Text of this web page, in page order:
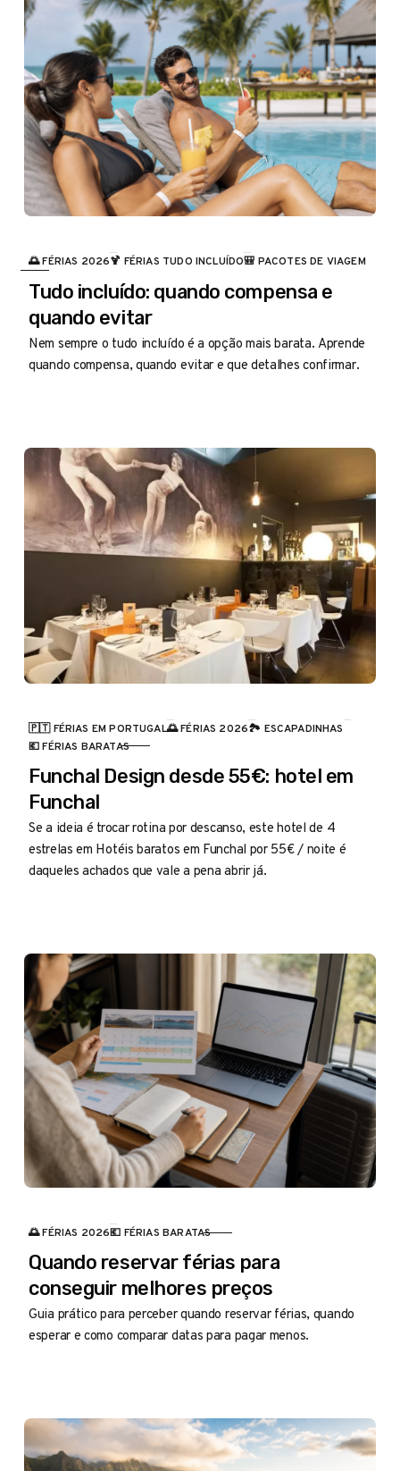
CATEGORIA
🌅 FÉRIAS 2026🍹 FÉRIAS TUDO INCLUÍDO🎒 PACOTES DE VIAGEM
Tudo incluído: quando compensa e
quando evitar
Nem sempre o tudo incluído é a opção mais barata. Aprende
quando compensa, quando evitar e que detalhes confirmar.
CATEGORIA
🇵🇹 FÉRIAS EM PORTUGAL🌅 FÉRIAS 2026🏞️ ESCAPADINHAS
💶 FÉRIAS BARATAS
Funchal Design desde 55€: hotel em
Funchal
Se a ideia é trocar rotina por descanso, este hotel de 4
estrelas em Hotéis baratos em Funchal por 55€ / noite é
daqueles achados que vale a pena abrir já.
CATEGORIA
🌅 FÉRIAS 2026💶 FÉRIAS BARATAS
Quando reservar férias para
conseguir melhores preços
Guia prático para perceber quando reservar férias, quando
esperar e como comparar datas para pagar menos.